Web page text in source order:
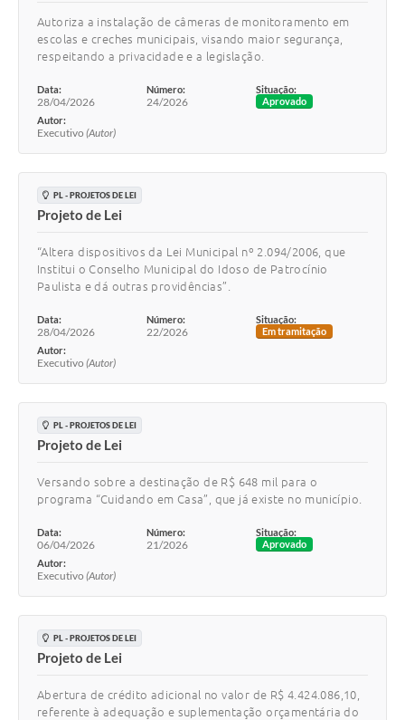
Autoriza a instalação de câmeras de monitoramento em
escolas e creches municipais, visando maior segurança,
respeitando a privacidade e a legislação.
Data:
28/04/2026
Número:
24/2026
Situação:
Aprovado
Autor:
Executivo (Autor)
PL - PROJETOS DE LEI
Projeto de Lei
“Altera dispositivos da Lei Municipal nº 2.094/2006, que
Institui o Conselho Municipal do Idoso de Patrocínio
Paulista e dá outras providências”.
Data:
28/04/2026
Número:
22/2026
Situação:
Em tramitação
Autor:
Executivo (Autor)
PL - PROJETOS DE LEI
Projeto de Lei
Versando sobre a destinação de R$ 648 mil para o
programa “Cuidando em Casa”, que já existe no município.
Data:
06/04/2026
Número:
21/2026
Situação:
Aprovado
Autor:
Executivo (Autor)
PL - PROJETOS DE LEI
Projeto de Lei
Abertura de crédito adicional no valor de R$ 4.424.086,10,
referente à adequação e suplementação orçamentária do